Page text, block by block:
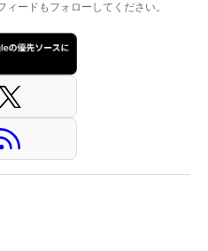
ードもフォローしてください。